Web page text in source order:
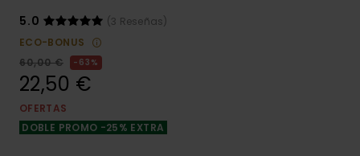
5.0
(3 Reseñas)
ECO-BONUS
60,00 €
63%
22,50 €
OFERTAS
DOBLE PROMO -25% EXTRA